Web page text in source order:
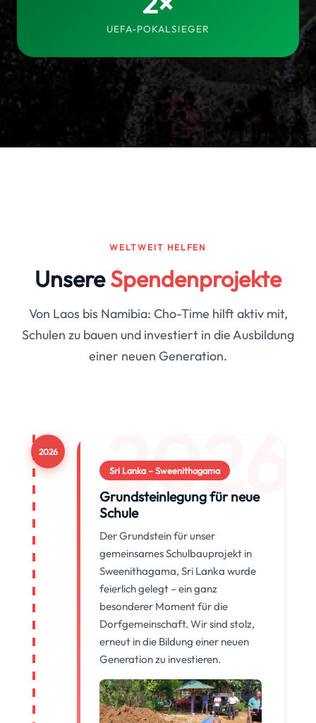
UEFA-POKALSIEGER
WELTWEIT HELFEN
UnsereSpendenprojekte
Von Laos bis Namibia: Cho-Time hilft aktiv mit,
Schulen zu bauen und investiert in die Ausbildung
einer neuen Generation.
2026 2026
Sri Lanka – Sweenithagama
Grundsteinlegung für neue
Schule
Der Grundstein für unser
gemeinsames Schulbauprojekt in
Sweenithagama, Sri Lanka wurde
feierlich gelegt – ein ganz
besonderer Moment für die
Dorfgemeinschaft. Wir sind stolz,
erneut in die Bildung einer neuen
Generation zu investieren.